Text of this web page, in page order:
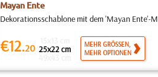
Mayan Ente
Dekorationsschablone mit dem 'Mayan Ente'-
€12.20 25x22 cm
MEHR GRÖSSEN,
MEHR OPTIONEN